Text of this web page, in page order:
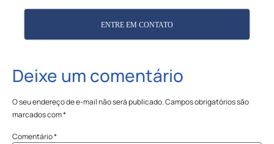
ENTRE EM CONTATO
Deixe um comentário
O seu endereço de e-mail não será publicado.Campos obrigatórios são
marcados com*
Comentário*